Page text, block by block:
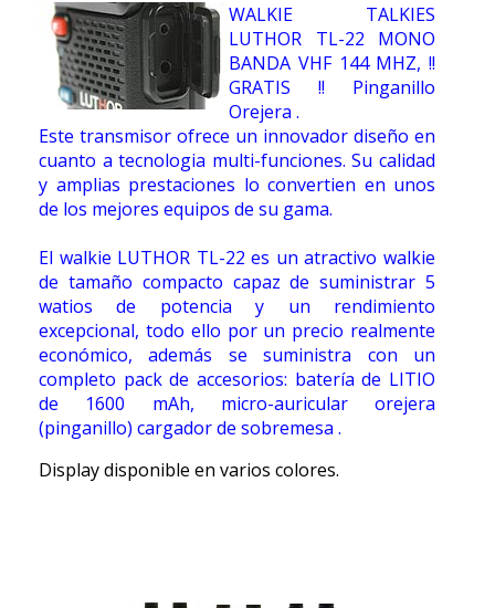
WALKIE TALKIES
LUTHOR TL-22 MONO
BANDA VHF 144 MHZ, !!
GRATIS !! Pinganillo
Orejera .
Este transmisor ofrece un innovador diseño en
cuanto a tecnologia multi-funciones. Su calidad
y amplias prestaciones lo convertien en unos
de los mejores equipos de su gama.
El walkie LUTHOR TL-22 es un atractivo walkie
de tamaño compacto capaz de suministrar 5
watios de potencia y un rendimiento
excepcional, todo ello por un precio realmente
económico, además se suministra con un
completo pack de accesorios: batería de LITIO
de 1600 mAh, micro-auricular orejera
(pinganillo) cargador de sobremesa .
Display disponible en varios colores.